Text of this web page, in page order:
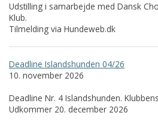
Udstilling i samarbejde med Dansk
Klub.
Tilmelding via Hundeweb.dk
Deadline Islandshunden 04/26
10. november 2026
Deadline Nr. 4 Islandshunden.
Udkommer 20. december 2026